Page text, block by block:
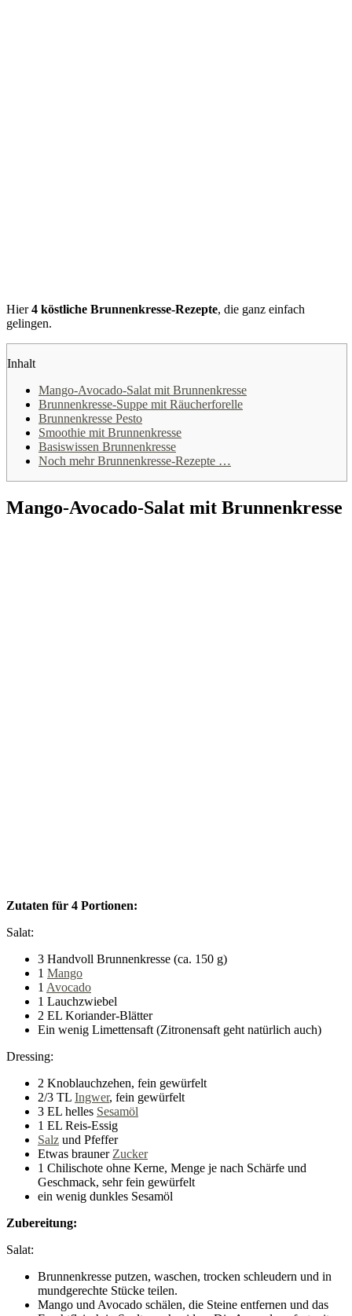
Hier4 köstliche Brunnenkresse-Rezepte, die ganz einfach
gelingen.
Inhalt
Mango-Avocado-Salat mit Brunnenkresse
Brunnenkresse-Suppe mit Räucherforelle
Brunnenkresse Pesto
Smoothie mit Brunnenkresse
Basiswissen Brunnenkresse
Noch mehr Brunnenkresse-Rezepte …
Mango-Avocado-Salat mit Brunnenkresse
Zutaten für 4 Portionen:
Salat:
3 Handvoll Brunnenkresse (ca. 150 g)
1 Mango
1 Avocado
1 Lauchzwiebel
2 EL Koriander-Blätter
Ein wenig Limettensaft (Zitronensaft geht natürlich auch)
Dressing:
2 Knoblauchzehen, fein gewürfelt
2/3 TL Ingwer, fein gewürfelt
3 EL helles Sesamöl
1 EL Reis-Essig
Salz und Pfeffer
Etwas brauner Zucker
1 Chilischote ohne Kerne, Menge je nach Schärfe und
Geschmack, sehr fein gewürfelt
ein wenig dunkles Sesamöl
Zubereitung:
Salat:
Brunnenkresse putzen, waschen, trocken schleudern und in
mundgerechte Stücke teilen.
Mango und Avocado schälen, die Steine entfernen und das